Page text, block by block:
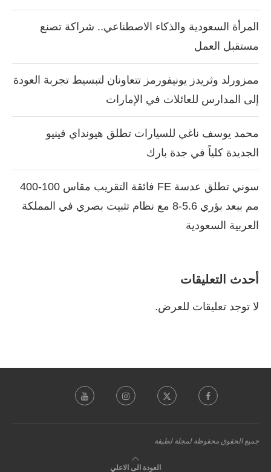
المرأة السعودية والذكاء الاصطناعي.. شراكة تصنع
مستقبل العمل
ممزورلد وثريدز يونيفورمز تتعاونان لتبسيط تجربة العودة
إلى المدارس للعائلات في الإمارات
محمد يوسف ناغي للسيارات تطلق هيونداي فينيو
الجديدة كلياً في جدة بارك
سوني تطلق عدسة FE فائقة التقريب مقاس 100-400
مم ببعد بؤري 5.6-8 مع نظام تثبيت بصري في المملكة
العربية السعودية
أحدث التعليقات
لا توجد تعليقات للعرض.
جميع الحقوق محفوظة لمجلة لطيفة
العودة الى الاعلي